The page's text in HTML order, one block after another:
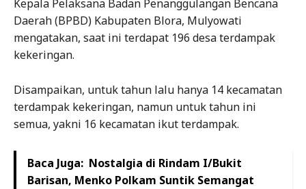
Kepala Pelaksana Badan Penanggulangan Bencana
Daerah (BPBD) Kabupaten Blora, Mulyowati
mengatakan, saat ini terdapat 196 desa terdampak
kekeringan.
Disampaikan, untuk tahun lalu hanya 14 kecamatan
terdampak kekeringan, namun untuk tahun ini
semua, yakni 16 kecamatan ikut terdampak.
Baca Juga: Nostalgia di Rindam I/Bukit
Barisan, Menko Polkam Suntik Semangat